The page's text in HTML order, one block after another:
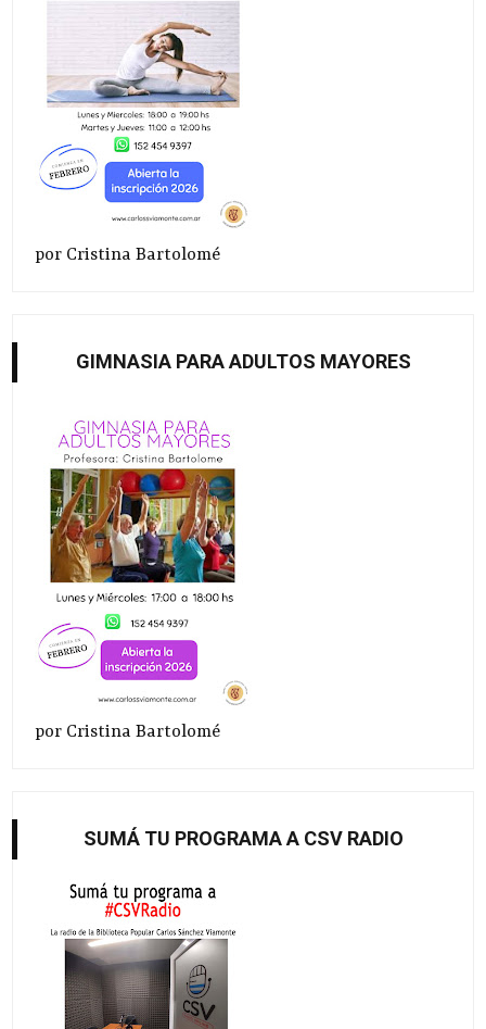
por Cristina Bartolomé
GIMNASIA PARA ADULTOS MAYORES
por Cristina Bartolomé
SUMÁ TU PROGRAMA A CSV RADIO